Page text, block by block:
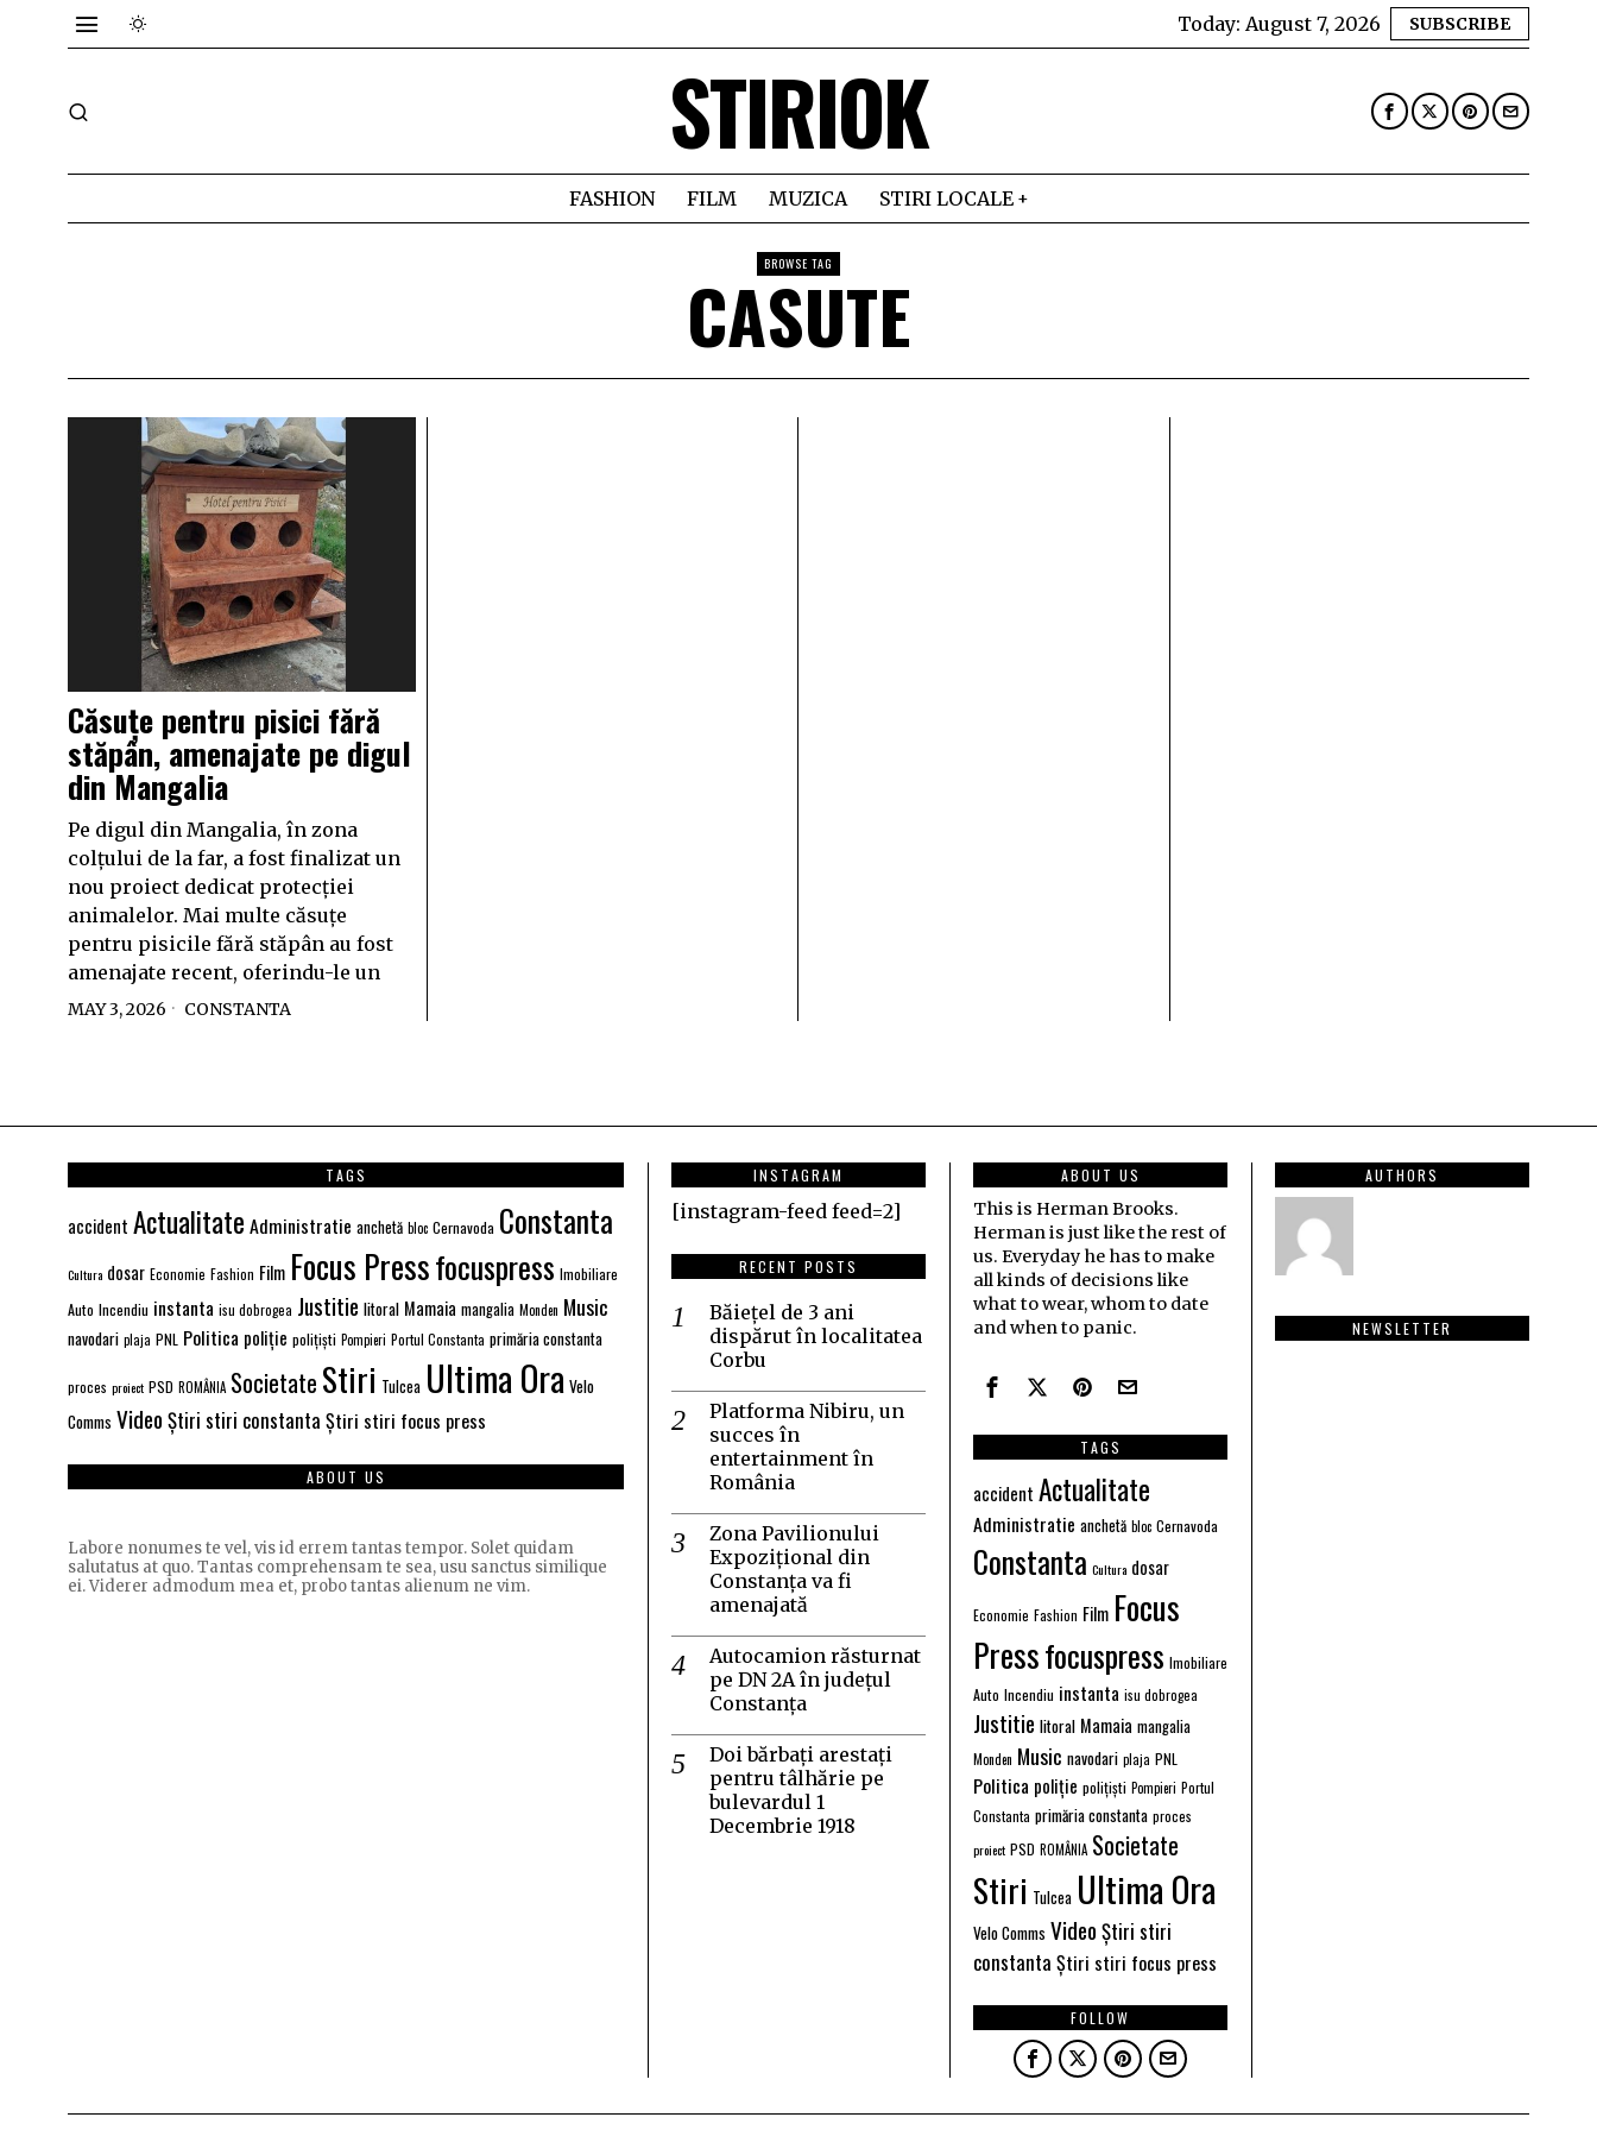
Today: August 7, 2026 SUBSCRIBE
STIRIOK
FASHION FILM MUZICA STIRI LOCALE
BROWSE TAG
CASUTE
Căsuțe pentru pisici fără
stăpân, amenajate pe digul
din Mangalia
Pe digul din Mangalia, în zona
colțului de la far, a fost finalizat un
nou proiect dedicat protecției
animalelor. Mai multe căsuțe
pentru pisicile fără stăpân au fost
amenajate recent, oferindu-le un
MAY 3, 2026 CONSTANTA
TAGS
accident Actualitate Administratie anchetă bloc Cernavoda Constanta
Cultura dosar Economie Fashion Film Focus Pressfocuspress Imobiliare
Auto Incendiu instanta isu dobrogea Justitie litoral Mamaia mangalia Monden Music
navodari plaja PNL Politica poliție polițiști Pompieri Portul Constanta primăria constanta
proces proiect PSD ROMÂNIA Societate Stiri Tulcea Ultima Ora Velo
Comms Video Știri stiri constanta Știri stiri focus press
ABOUT US
Labore nonumes te vel, vis id errem tantas tempor. Solet quidam
salutatus at quo. Tantas comprehensam te sea, usu sanctus similique
ei. Viderer admodum mea et, probo tantas alienum ne vim.
INSTAGRAM
[instagram-feed feed=2]
RECENT POSTS
Băiețel de 3 ani
dispărut în localitatea
Corbu
Platforma Nibiru, un
succes în
entertainment în
România
Zona Pavilionului
Expozițional din
Constanța va fi
amenajată
Autocamion răsturnat
pe DN 2A în județul
Constanța
Doi bărbați arestați
pentru tâlhărie pe
bulevardul 1
Decembrie 1918
ABOUT US
This is Herman Brooks.
Herman is just like the rest of
us. Everyday he has to make
all kinds of decisions like
what to wear, whom to date
and when to panic.
TAGS
accident Actualitate
Administratie anchetă bloc Cernavoda
Constanta Cultura dosar
Economie Fashion Film Focus
Pressfocuspress Imobiliare
Auto Incendiu instanta isu dobrogea
Justitie litoral Mamaia mangalia
Monden Music navodari plaja PNL
Politica poliție polițiști Pompieri Portul
Constanta primăria constanta proces
proiect PSD ROMÂNIA Societate
Stiri Tulcea Ultima Ora
Velo Comms Video Știri stiri
constanta Știri stiri focus press
FOLLOW
AUTHORS
NEWSLETTER